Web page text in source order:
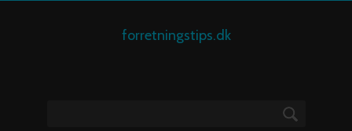
forretningstips.dk